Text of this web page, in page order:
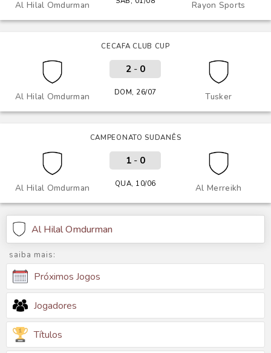
Al Hilal Omdurman Rayon Sports
CECAFA CLUB CUP
Al Hilal Omdurman Tusker
2- 0
DOM, 26/07
CAMPEONATO SUDANÊS
Al Hilal Omdurman Al Merreikh
1- 0
QUA, 10/06
Al Hilal Omdurman
saiba mais:
Próximos Jogos
Jogadores
Títulos